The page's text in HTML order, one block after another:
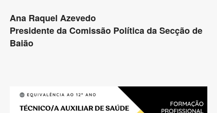
Ana Raquel Azevedo
Presidente da Comissão Política da Secção de
Baião